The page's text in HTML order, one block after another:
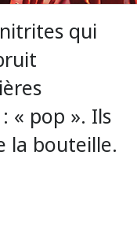
qui
« pop ». Ils
la bouteille.